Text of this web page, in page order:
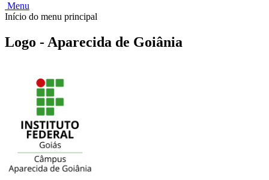
Menu
Início do menu principal
Logo - Aparecida de Goiânia